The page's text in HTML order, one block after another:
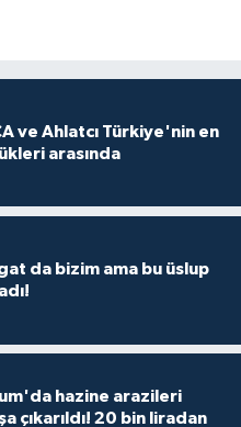
ve Ahlatcı Türkiye'nin en
arasında
da bizim ama bu üslup
hazine arazileri
çıkarıldı! 20 bin liradan